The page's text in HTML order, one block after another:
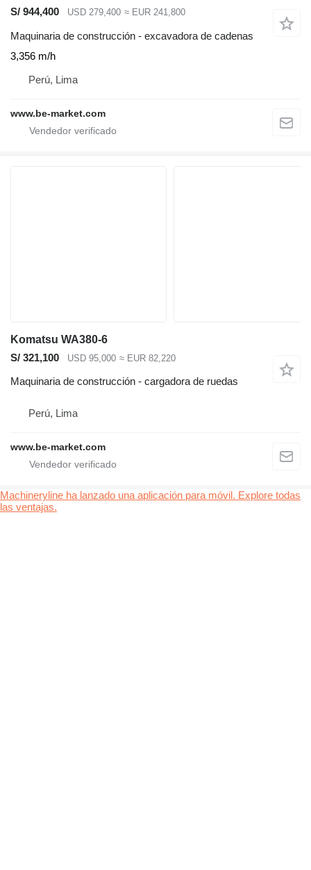
S/ 944,400
USD 279,400 ≈ EUR 241,800
Maquinaria de construcción - excavadora de cadenas
3,356 m/h
Perú, Lima
www.be-market.com
Komatsu WA380-6
S/ 321,100
USD 95,000 ≈ EUR 82,220
Maquinaria de construcción - cargadora de ruedas
Perú, Lima
www.be-market.com
Machineryline ha lanzado una aplicación para móvil. Explore todas
las ventajas.